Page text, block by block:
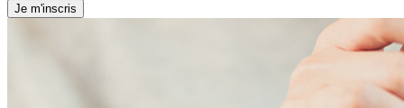
Je m'inscris